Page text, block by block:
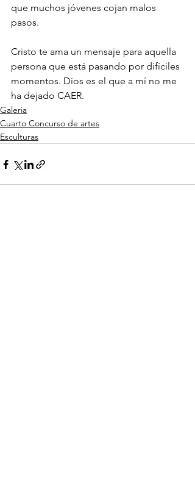
que muchos jóvenes cojan malos
pasos.
Cristo te ama un mensaje para aquella
persona que está pasando por difíciles
momentos. Dios es el que a mí no me
ha dejado CAER.
Galeria
Cuarto Concurso de artes
Esculturas